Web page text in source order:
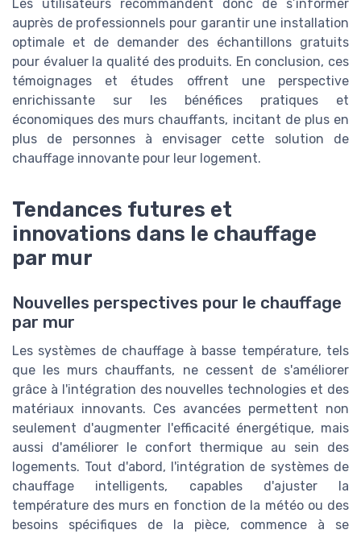
Les utilisateurs recommandent donc de s’informer
auprès de professionnels pour garantir une installation
optimale et de demander des échantillons gratuits
pour évaluer la qualité des produits. En conclusion, ces
témoignages et études offrent une perspective
enrichissante sur les bénéfices pratiques et
économiques des murs chauffants, incitant de plus en
plus de personnes à envisager cette solution de
chauffage innovante pour leur logement.
Tendances futures et
innovations dans le chauffage
par mur
Nouvelles perspectives pour le chauffage
par mur
Les systèmes de chauffage à basse température, tels
que les murs chauffants, ne cessent de s'améliorer
grâce à l'intégration des nouvelles technologies et des
matériaux innovants. Ces avancées permettent non
seulement d'augmenter l'efficacité énergétique, mais
aussi d'améliorer le confort thermique au sein des
logements. Tout d'abord, l'intégration de systèmes de
chauffage intelligents, capables d'ajuster la
température des murs en fonction de la météo ou des
besoins spécifiques de la pièce, commence à se